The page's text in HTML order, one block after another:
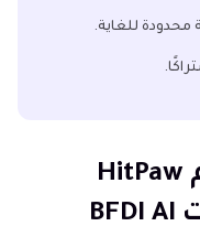
محدودة للغاية.
الجزء 3: كيفية استخدام HitPaw